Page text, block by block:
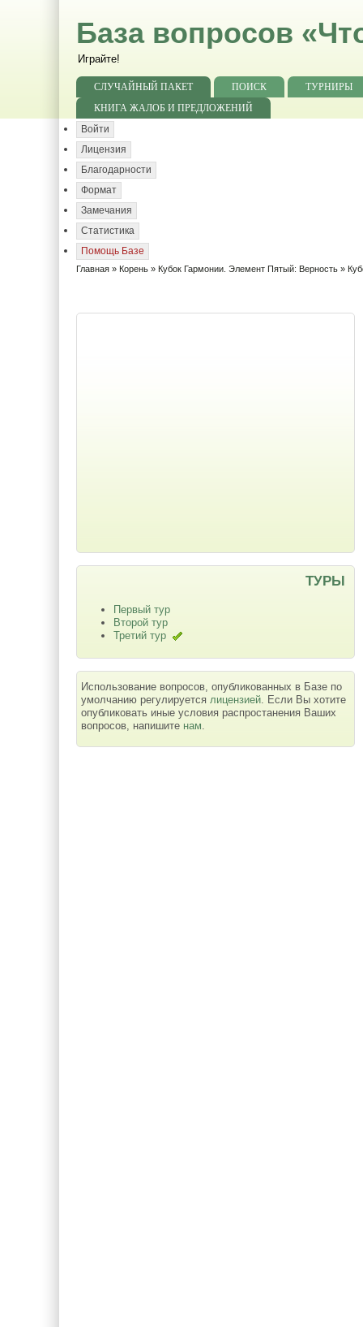
База вопросов
Играйте!
СЛУЧАЙНЫЙ ПАКЕТ ПОИСК
ТУРНИРЫ
КНИГА ЖАЛОБ И ПРЕДЛОЖЕНИЙ
Войти
Лицензия
Благодарности
Формат
Замечания
Статистика
Помощь Базе
Главная » Корень » Кубок Гармонии. Элемент Пятый: Верность »
ТУРЫ
Первый тур
Второй тур
Третий тур
Использование вопросов, опубликованных в Базе по
умолчанию регулируется лицензией. Если Вы хотите
опубликовать иные условия распростанения Ваших
вопросов, напишите нам.